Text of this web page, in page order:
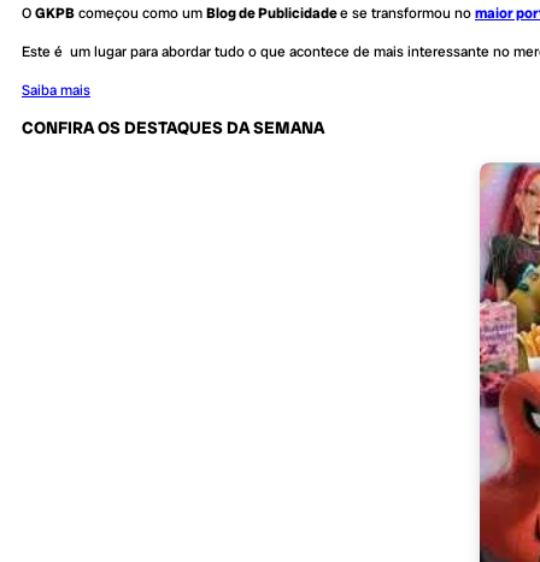
OGKPBcomeçou como umBlog de Publicidadee se transformou nomaior
Este é um lugar para abordar tudo o que acontece de mais interessante no
Saiba mais
CONFIRA OS DESTAQUES DA SEMANA